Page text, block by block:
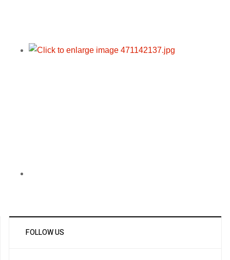
FOLLOW US